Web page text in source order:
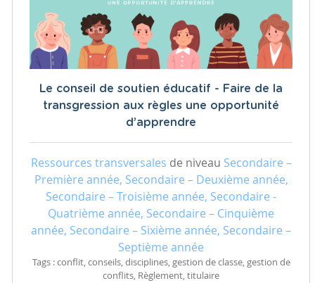
Le conseil de soutien éducatif - Faire de la
transgression aux règles une opportunité
d’apprendre
Ressources transversales de niveau Secondaire –
Première année, Secondaire – Deuxième année,
Secondaire – Troisième année, Secondaire -
Quatrième année, Secondaire – Cinquième
année, Secondaire – Sixième année, Secondaire –
Septième année
Tags : conflit, conseils, disciplines, gestion de classe, gestion de
conflits, Règlement, titulaire